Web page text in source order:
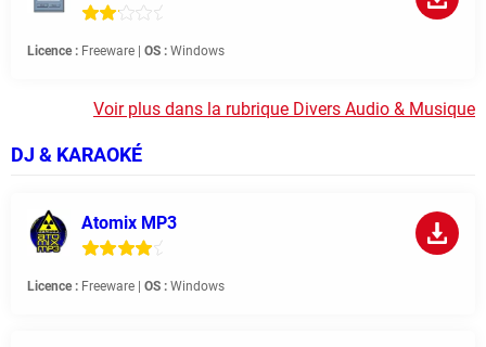
Licence : Freeware | OS : Windows
Voir plus dans la rubrique Divers Audio & Musique
DJ & KARAOKÉ
Atomix MP3
Licence : Freeware | OS : Windows